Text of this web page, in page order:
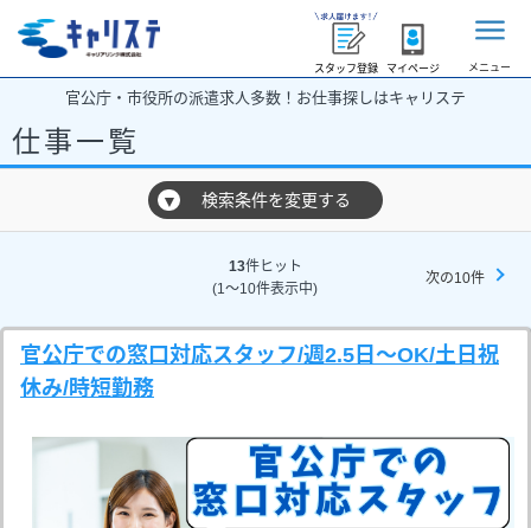
スタッフ登録 マイページ メニュー
官公庁・市役所の派遣求人多数！お仕事探しはキャリステ
仕事一覧
▼ 検索条件を変更する
13件ヒット
(1～10件表示中)
次の10件
官公庁での窓口対応スタッフ/週2.5日～OK/土日祝
休み/時短勤務